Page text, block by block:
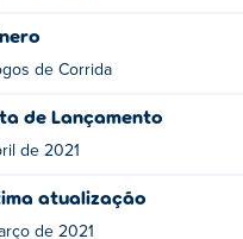
2
2 Player City Racing
de Corrida
de Lançamento
de 2021
atualização
de 2021